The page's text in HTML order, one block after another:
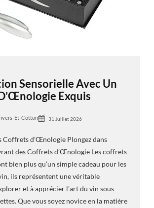
Sensorielle Avec Un
Exquis
Et-Cotton 31 Juillet 2026
Coffrets d’Œnologie Plongez dans
des Coffrets d’Œnologie Les coffrets
bien plus qu’un simple cadeau pour les
ils représentent une véritable
et à apprécier l’art du vin sous
Que vous soyez novice en la matière